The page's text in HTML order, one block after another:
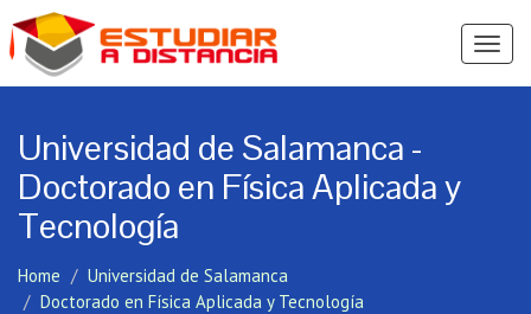
Ver
Universidad de Salamanca -
Doctorado en Física Aplicada y
Tecnología
Home
Universidad de Salamanca
Doctorado en Física Aplicada y Tecnología